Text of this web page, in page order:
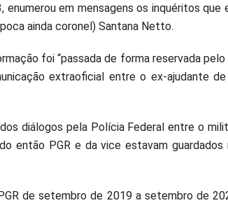
enumerou em mensagens os inquéritos
ainda coronel) Santana Netto.
foi “passada de forma reservada pelo
extraoficial entre o ex-ajudante
diálogos pela Polícia Federal entre o
então PGR e da vice estavam
de setembro de 2019 a setembro de